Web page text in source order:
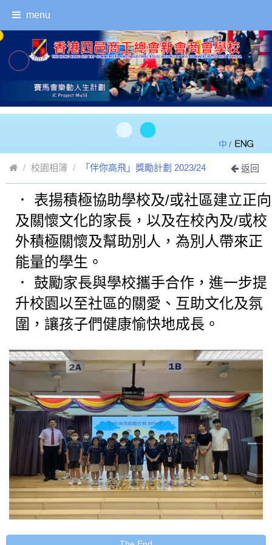
menu
/
校園相簿 「伴你高飛」獎勵計劃 2023/24 返回
． 表揚積極協助學校及/或社區建立正向
及關懷文化的家長，以及在校內及/或校
外積極關懷及幫助別人，為別人帶來正
能量的學生。
．
鼓勵家長與學校攜手合作，進一步提
升校園以至社區的關愛、互助文化及氛
圍，讓孩子們健康愉快地成長。